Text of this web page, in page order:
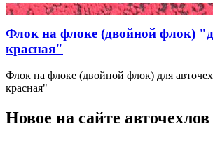
Флок на флоке (двойной флок)
красная"
Флок на флоке (двойной флок) для
красная"
Новое на сайте авточехлов